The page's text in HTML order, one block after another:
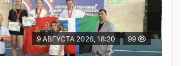
9 АВГУСТА 2026, 18:20 99